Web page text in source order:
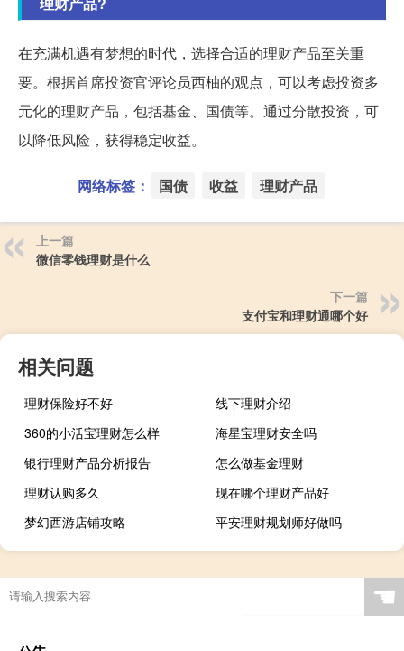
在充满机遇有梦想的时代，选择合适的理财产品至关重
要。根据首席投资官评论员西柚的观点，可以考虑投资多
元化的理财产品，包括基金、国债等。通过分散投资，可
以降低风险，获得稳定收益。
网络标签： 国债 收益 理财产品
上一篇
微信零钱理财是什么
下一篇
支付宝和理财通哪个好
相关问题
理财保险好不好
线下理财介绍
360的小活宝理财怎么样
海星宝理财安全吗
银行理财产品分析报告
怎么做基金理财
理财认购多久
现在哪个理财产品好
梦幻西游店铺攻略
平安理财规划师好做吗
☚